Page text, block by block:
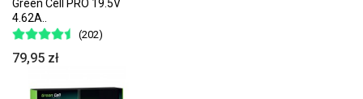
Green Cell PRO 19.5V
4.62A..
(202)
79,95 zł